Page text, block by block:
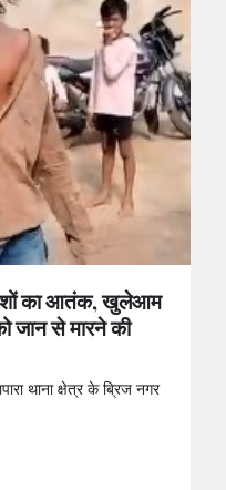
का आतंक, खुलेआम
जान से मारने की
थाना क्षेत्र के ब्रिज नगर